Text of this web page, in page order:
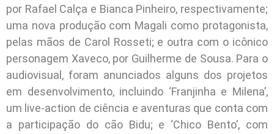
por Rafael Calça e Bianca Pinheiro, respectivamente;
uma nova produção com Magali como protagonista,
pelas mãos de Carol Rosseti; e outra com o icônico
personagem Xaveco, por Guilherme de Sousa. Para o
audiovisual, foram anunciados alguns dos projetos
em desenvolvimento, incluindo ‘Franjinha e Milena’,
um live-action de ciência e aventuras que conta com
a participação do cão Bidu; e ‘Chico Bento’, com